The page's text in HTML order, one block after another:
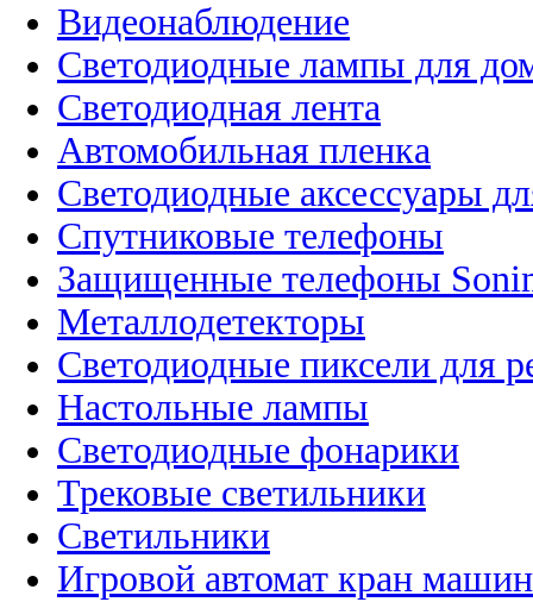
Видеонаблюдение
Светодиодные лампы для
Светодиодная лента
Автомобильная пленка
Светодиодные аксессуары
Спутниковые телефоны
Защищенные телефоны
Металлодетекторы
Светодиодные пиксели для
Настольные лампы
Светодиодные фонарики
Трековые светильники
Светильники
Игровой автомат кран